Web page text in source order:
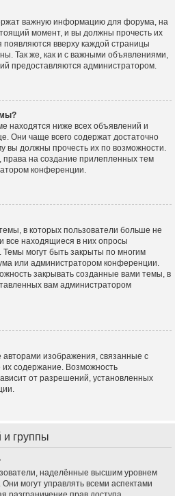
важную информацию для форума, на
момент, и вы должны прочесть их
вверху каждой страницы
Так же, как и с важными объявлениями,
предоставляются администратором.
находятся ниже всех объявлений и
Они чаще всего содержат достаточно
вы должны прочесть их по возможности.
права на создание прилепленных тем
конференции.
в которых пользователи больше не
все находящиеся в них опросы
могут быть закрыты по многим
или администратором конференции.
закрывать созданные вами темы, в
вам администратором
изображения, связанные с
содержание. Возможность
от разрешений, установленных
и группы
наделённые высшим уровнем
могут управлять всеми аспектами